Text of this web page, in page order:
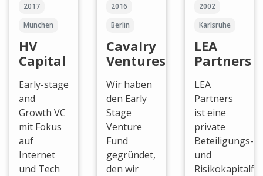
2017
München
HV
Capital
Early-stage
and
Growth VC
mit Fokus
auf
Internet
und Tech
2016
Berlin
Cavalry
Ventures
Wir haben
den Early
Stage
Venture
Fund
gegründet,
den wir
2002
Karlsruhe
LEA
Partners
LEA
Partners
ist eine
private
Beteiligungs-
und